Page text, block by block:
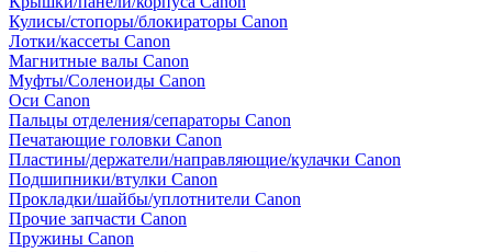
Кулисы/стопоры/блокираторы Canon
Лотки/кассеты Canon
Магнитные валы Canon
Муфты/Соленоиды Canon
Оси Canon
Пальцы отделения/сепараторы Canon
Печатающие головки Canon
Пластины/держатели/направляющие/кулачки Canon
Подшипники/втулки Canon
Прокладки/шайбы/уплотнители Canon
Прочие запчасти Canon
Пружины Canon